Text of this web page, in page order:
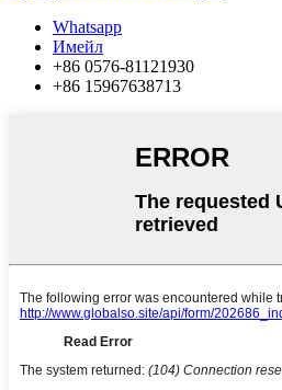
Whatsapp
Имейл
+86 0576-81121930
+86 15967638713